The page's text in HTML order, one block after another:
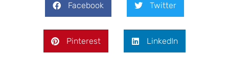
Facebook Twitter
Pinterest LinkedIn